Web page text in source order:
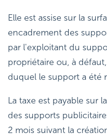
Elle est assise sur la
encadrement des
par l'exploitant du
propriétaire ou, à
duquel le support a été
La taxe est payable sur
des supports
2 mois suivant la